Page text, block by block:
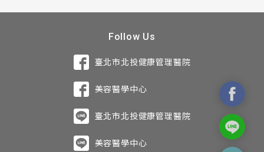
Follow Us
臺北市北投健康管理醫院
美容醫學中心
臺北市北投健康管理醫院
美容醫學中心